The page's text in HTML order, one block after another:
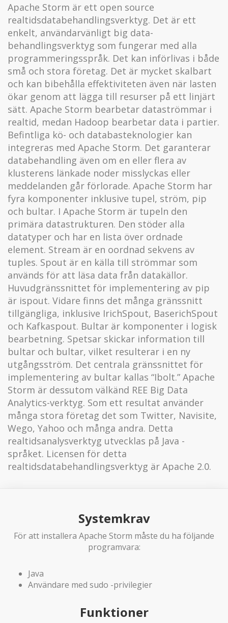
Apache Storm är ett open source
realtidsdatabehandlingsverktyg. Det är ett
enkelt, användarvänligt big data-
behandlingsverktyg som fungerar med alla
programmeringsspråk. Det kan införlivas i både
små och stora företag. Det är mycket skalbart
och kan bibehålla effektiviteten även när lasten
ökar genom att lägga till resurser på ett linjärt
sätt. Apache Storm bearbetar dataströmmar i
realtid, medan Hadoop bearbetar data i partier.
Befintliga kö- och databasteknologier kan
integreras med Apache Storm. Det garanterar
databehandling även om en eller flera av
klusterens länkade noder misslyckas eller
meddelanden går förlorade. Apache Storm har
fyra komponenter inklusive tupel, ström, pip
och bultar. I Apache Storm är tupeln den
primära datastrukturen. Den stöder alla
datatyper och har en lista över ordnade
element. Stream är en oordnad sekvens av
tuples. Spout är en källa till strömmar som
används för att läsa data från datakällor.
Huvudgränssnittet för implementering av pip
är ispout. Vidare finns det många gränssnitt
tillgängliga, inklusive IrichSpout, BaserichSpout
och Kafkaspout. Bultar är komponenter i logisk
bearbetning. Spetsar skickar information till
bultar och bultar, vilket resulterar i en ny
utgångsström. Det centrala gränssnittet för
implementering av bultar kallas “Ibolt.” Apache
Storm är dessutom välkänd REE Big Data
Analytics-verktyg. Som ett resultat använder
många stora företag det som Twitter, Navisite,
Wego, Yahoo och många andra. Detta
realtidsanalysverktyg utvecklas på Java -
språket. Licensen för detta
realtidsdatabehandlingsverktyg är Apache 2.0.
Systemkrav
För att installera Apache Storm måste du ha följande
programvara:
Java
Användare med sudo -privilegier
Funktioner